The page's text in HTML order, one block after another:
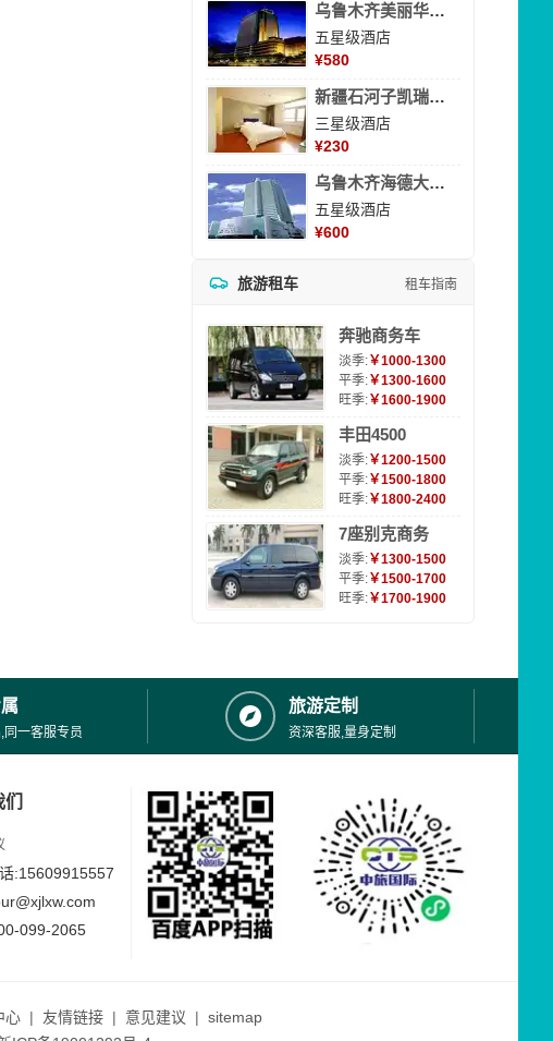
乌鲁木齐美丽华大酒
五星级酒店
¥580
新疆石河子凯瑞酒店
三星级酒店
¥230
乌鲁木齐海德大酒店
五星级酒店
¥600
旅游租车 租车指南
奔驰商务车
淡季:￥1000-1300
平季:￥1300-1600
旺季:￥1600-1900
丰田4500
淡季:￥1200-1500
平季:￥1500-1800
旺季:￥1800-2400
7座别克商务
淡季:￥1300-1500
平季:￥1500-1700
旺季:￥1700-1900
同一客服专员
旅游定制
资深客服,量身定制
:15609915557
099-2065
心 | 友情链接 | 意见建议 | sitemap